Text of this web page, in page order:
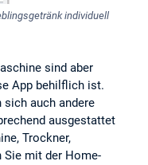
individuell
sind aber
App behilflich ist.
sich auch andere
ausgestattet
Trockner,
Sie mit der Home-